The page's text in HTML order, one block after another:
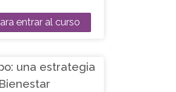
entrar al curso
una estrategia